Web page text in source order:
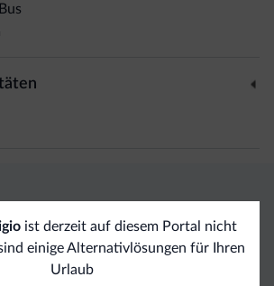
ist derzeit auf diesem Portal nicht
einige Alternativlösungen für Ihren
Urlaub
von Dolomiti.it
Vorteilhafte